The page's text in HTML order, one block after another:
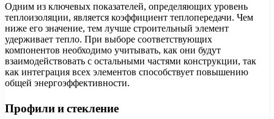
Одним из ключевых показателей, определяющих уровень
теплоизоляции, является коэффициент теплопередачи. Чем
ниже его значение, тем лучше строительный элемент
удерживает тепло. При выборе соответствующих
компонентов необходимо учитывать, как они будут
взаимодействовать с остальными частями конструкции, так
как интеграция всех элементов способствует повышению
общей энергоэффективности.
Профили и стекление